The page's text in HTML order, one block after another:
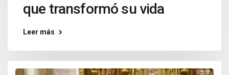
que transformó su vida
Leer más